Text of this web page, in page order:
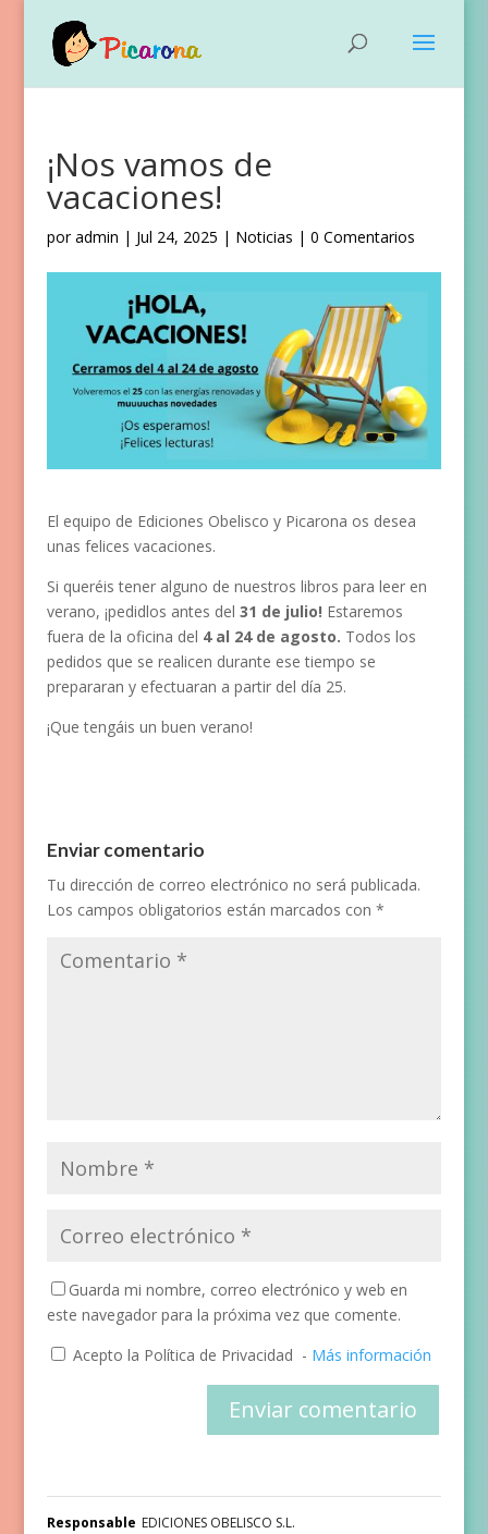
¡Nos vamos de
vacaciones!
poradmin | Jul 24, 2025 | Noticias | 0 Comentarios
El equipo de Ediciones Obelisco y Picarona os desea
unas felices vacaciones.
Si queréis tener alguno de nuestros libros para leer en
verano, ¡pedidlos antes del 31 de julio! Estaremos
fuera de la oficina del 4 al 24 de agosto. Todos los
pedidos que se realicen durante ese tiempo se
prepararan y efectuaran a partir del día 25.
¡Que tengáis un buen verano!
Enviar comentario
Tu dirección de correo electrónico no será publicada.
Los campos obligatorios están marcados con *
Guarda mi nombre, correo electrónico y web en
este navegador para la próxima vez que comente.
Acepto la Política de Privacidad - Más información
Responsable EDICIONES OBELISCO S.L.